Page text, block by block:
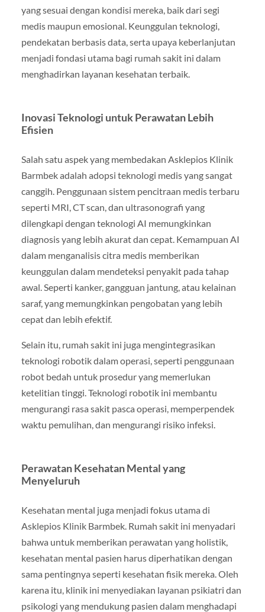
yang sesuai dengan kondisi mereka, baik dari segi
medis maupun emosional. Keunggulan teknologi,
pendekatan berbasis data, serta upaya keberlanjutan
menjadi fondasi utama bagi rumah sakit ini dalam
menghadirkan layanan kesehatan terbaik.
Inovasi Teknologi untuk Perawatan Lebih
Efisien
Salah satu aspek yang membedakan Asklepios Klinik
Barmbek adalah adopsi teknologi medis yang sangat
canggih. Penggunaan sistem pencitraan medis terbaru
seperti MRI, CT scan, dan ultrasonografi yang
dilengkapi dengan teknologi AI memungkinkan
diagnosis yang lebih akurat dan cepat. Kemampuan AI
dalam menganalisis citra medis memberikan
keunggulan dalam mendeteksi penyakit pada tahap
awal. Seperti kanker, gangguan jantung, atau kelainan
saraf, yang memungkinkan pengobatan yang lebih
cepat dan lebih efektif.
Selain itu, rumah sakit ini juga mengintegrasikan
teknologi robotik dalam operasi, seperti penggunaan
robot bedah untuk prosedur yang memerlukan
ketelitian tinggi. Teknologi robotik ini membantu
mengurangi rasa sakit pasca operasi, memperpendek
waktu pemulihan, dan mengurangi risiko infeksi.
Perawatan Kesehatan Mental yang
Menyeluruh
Kesehatan mental juga menjadi fokus utama di
Asklepios Klinik Barmbek. Rumah sakit ini menyadari
bahwa untuk memberikan perawatan yang holistik,
kesehatan mental pasien harus diperhatikan dengan
sama pentingnya seperti kesehatan fisik mereka. Oleh
karena itu, klinik ini menyediakan layanan psikiatri dan
psikologi yang mendukung pasien dalam menghadapi